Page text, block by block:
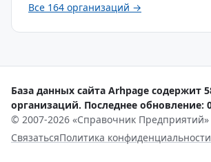
Все 164 организаций →
База данных сайта Arhpage содержит
организаций. Последнее обновление:
© 2007-2026 «Справочник Предприятий»
СвязатьсяПолитика конфиденциальности